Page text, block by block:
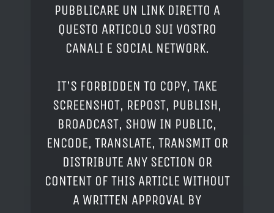
PUBBLICARE UN LINK DIRETTO A
QUESTO ARTICOLO SUI VOSTRO
CANALI E SOCIAL NETWORK.
IT'S FORBIDDEN TO COPY, TAKE
SCREENSHOT, REPOST, PUBLISH,
BROADCAST, SHOW IN PUBLIC,
ENCODE, TRANSLATE, TRANSMIT OR
DISTRIBUTE ANY SECTION OR
CONTENT OF THIS ARTICLE WITHOUT
A WRITTEN APPROVAL BY